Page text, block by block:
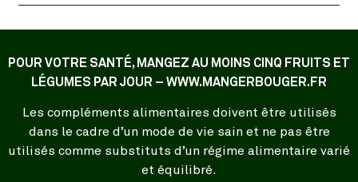
POUR VOTRE SANTÉ, MANGEZ AU MOINS CINQ FRUITS ET
LÉGUMES PAR JOUR – WWW.MANGERBOUGER.FR
Les compléments alimentaires doivent être utilisés
dans le cadre d’un mode de vie sain et ne pas être
utilisés comme substituts d’un régime alimentaire varié
et équilibré.